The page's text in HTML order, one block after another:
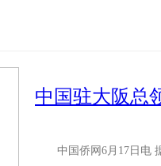
中国驻大阪总
中国侨网6月17日电 据